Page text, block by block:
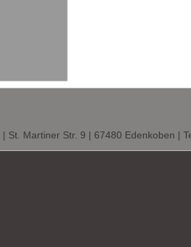
| St. Martiner Str. 9 | 67480 Edenkoben |